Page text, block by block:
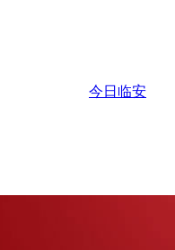
今日临安